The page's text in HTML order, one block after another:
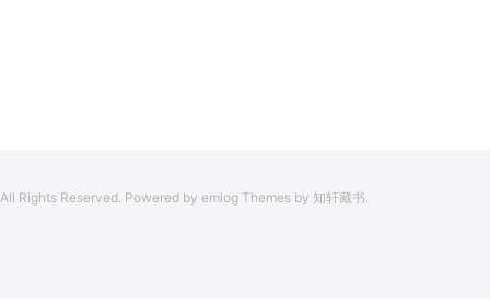
All Rights Reserved. Powered by emlog Themes by 知轩藏书.